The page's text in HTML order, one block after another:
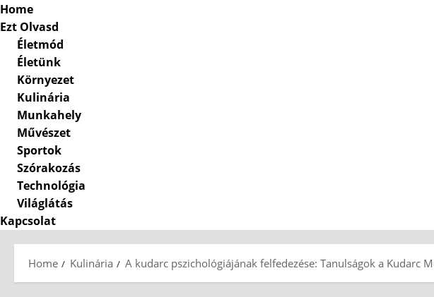
Menu
Home
Ezt Olvasd
Életmód
Életünk
Környezet
Kulinária
Munkahely
Művészet
Sportok
Szórakozás
Technológia
Világlátás
Kapcsolat
Home Kulinária A kudarc pszichológiájának felfedezése: Tanulságok a Kudarc